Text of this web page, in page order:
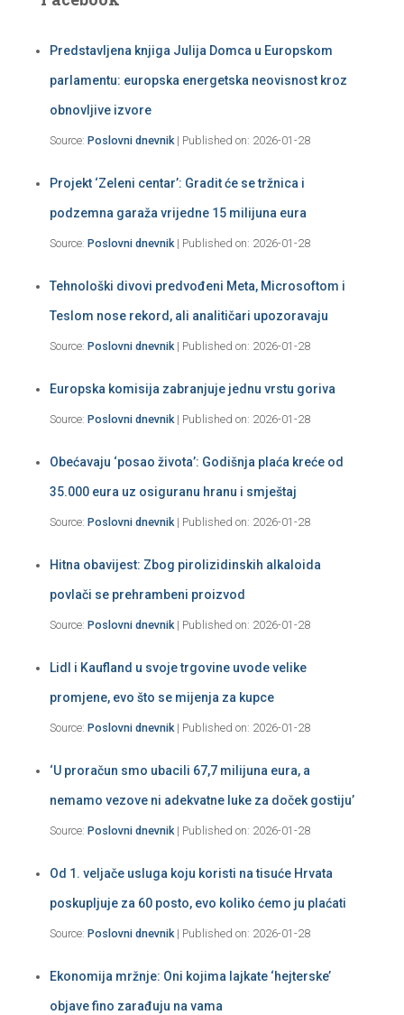
Predstavljena knjiga Julija Domca u Europskom
parlamentu: europska energetska neovisnost kroz
obnovljive izvore
Source: Poslovni dnevnik Published on: 2026-01-28
Projekt ‘Zeleni centar’: Gradit će se tržnica i
podzemna garaža vrijedne 15 milijuna eura
Source: Poslovni dnevnik Published on: 2026-01-28
Tehnološki divovi predvođeni Meta, Microsoftom i
Teslom nose rekord, ali analitičari upozoravaju
Source: Poslovni dnevnik Published on: 2026-01-28
Europska komisija zabranjuje jednu vrstu goriva
Source: Poslovni dnevnik Published on: 2026-01-28
Obećavaju ‘posao života’: Godišnja plaća kreće od
35.000 eura uz osiguranu hranu i smještaj
Source: Poslovni dnevnik Published on: 2026-01-28
Hitna obavijest: Zbog pirolizidinskih alkaloida
povlači se prehrambeni proizvod
Source: Poslovni dnevnik Published on: 2026-01-28
Lidl i Kaufland u svoje trgovine uvode velike
promjene, evo što se mijenja za kupce
Source: Poslovni dnevnik Published on: 2026-01-28
‘U proračun smo ubacili 67,7 milijuna eura, a
nemamo vezove ni adekvatne luke za doček gostiju’
Source: Poslovni dnevnik Published on: 2026-01-28
Od 1. veljače usluga koju koristi na tisuće Hrvata
poskupljuje za 60 posto, evo koliko ćemo ju plaćati
Source: Poslovni dnevnik Published on: 2026-01-28
Ekonomija mržnje: Oni kojima lajkate ‘hejterske’
objave fino zarađuju na vama